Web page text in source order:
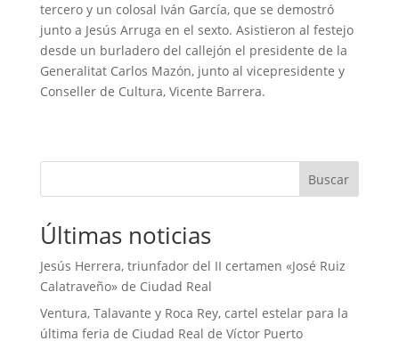
tercero y un colosal Iván García, que se demostró
junto a Jesús Arruga en el sexto. Asistieron al festejo
desde un burladero del callejón el presidente de la
Generalitat Carlos Mazón, junto al vicepresidente y
Conseller de Cultura, Vicente Barrera.
Buscar
Últimas noticias
Jesús Herrera, triunfador del II certamen «José Ruiz
Calatraveño» de Ciudad Real
Ventura, Talavante y Roca Rey, cartel estelar para la
última feria de Ciudad Real de Víctor Puerto